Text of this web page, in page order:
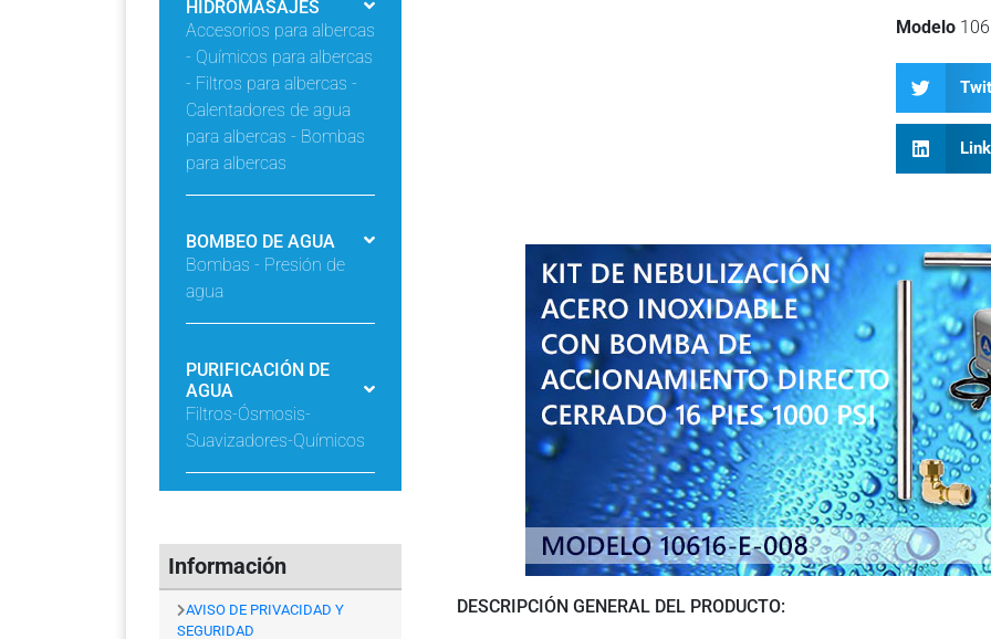
HIDROMASAJES
Accesorios para albercas
- Químicos para albercas
- Filtros para albercas -
Calentadores de agua
para albercas - Bombas
para albercas
BOMBEO DE AGUA
Bombas - Presión de
agua
PURIFICACIÓN DE
AGUA
Filtros-Ósmosis-
Suavizadores-Químicos
Información
AVISO DE PRIVACIDAD Y
SEGURIDAD
Modelo
DESCRIPCIÓN GENERAL DEL PRODUCTO: